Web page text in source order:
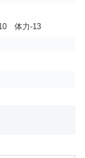
体力-13